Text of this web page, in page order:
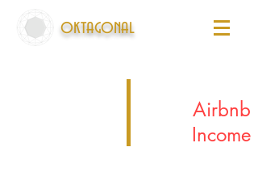
oktagonal
Airbnb
Income